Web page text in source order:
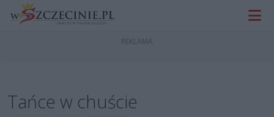
Tańce w chuście